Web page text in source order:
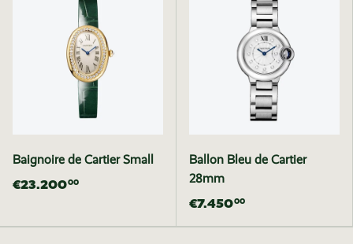
Baignoire de Cartier Small
€23.20000
Ballon Bleu de Cartier
28mm
€7.45000